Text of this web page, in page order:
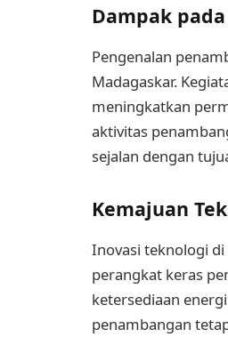
Dampak
Pengenalan
Madagaskar.
meningkatkan
aktivitas
sejalan dengan
Kemajuan
Inovasi teknologi
perangkat keras
ketersediaan
penambangan